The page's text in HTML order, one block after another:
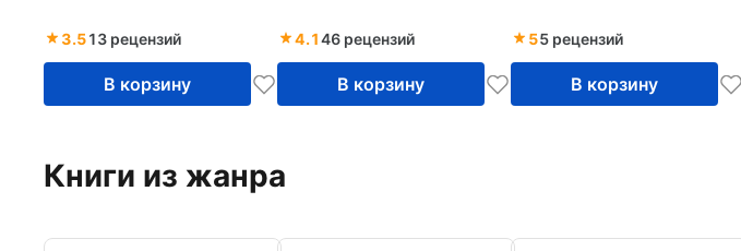
3.513 рецензий
В корзину
4.146 рецензий
В корзину
55 рецензий
В корзину
Книги из жанра